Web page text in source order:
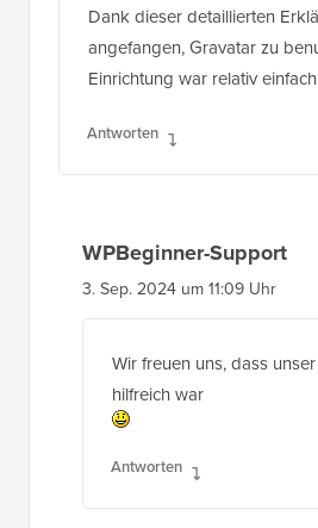
Dank dieser detaillierten
angefangen, Gravatar zu
Einrichtung war relativ
Antworten
WPBeginner-Support
3. Sep. 2024 um 11:09 Uhr
Wir freuen uns, dass
hilfreich war
Antworten